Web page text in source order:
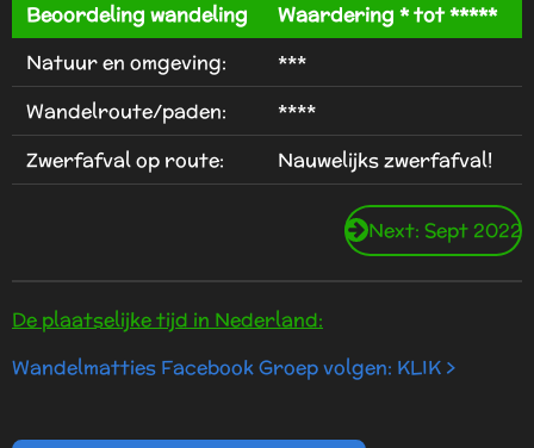
n
3
5
r
e
n
r
e
n
r
e
n
r
e
n
r
e
n
m
m
e
Beoordeling wandeling
Waardering * tot *****
Natuur en omgeving:
***
Wandelroute/paden:
****
Zwerfafval op route:
Nauwelijks zwerfafval!
Next: Sept 2022
De plaatselijke tijd in Nederland:
Wandelmatties Facebook Groep volgen: KLIK >